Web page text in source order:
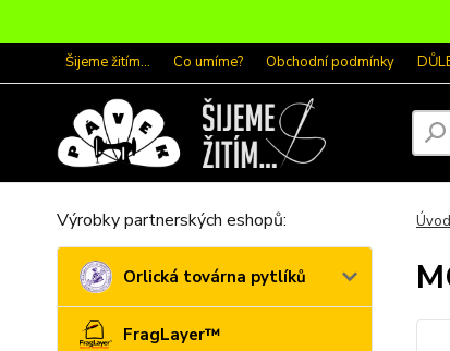
Šijeme žitím... Co umíme? Obchodní podmínky
Výrobky partnerských eshopů:
Orlická továrna pytlíků
FragLayer™
Úvod